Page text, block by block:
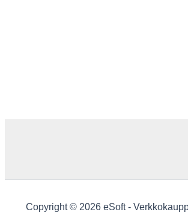
Copyright © 2026 eSoft -